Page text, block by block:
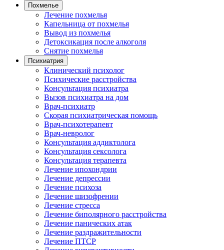
Похмелье
Лечение похмелья
Капельница от похмелья
Вывод из похмелья
Детоксикация после алкоголя
Снятие похмелья
Психиатрия
Клинический психолог
Психические расстройства
Консультация психиатра
Вызов психиатра на дом
Врач-психиатр
Скорая психиатрическая помощь
Врач-психотерапевт
Врач-невролог
Консультация аддиктолога
Консультация сексолога
Консультация терапевта
Лечение ипохондрии
Лечение депрессии
Лечение психоза
Лечение шизофрении
Лечение стресса
Лечение биполярного расстройства
Лечение панических атак
Лечение раздражительности
Лечение ПТСР